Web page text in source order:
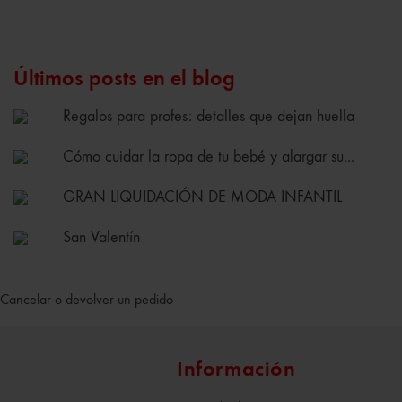
Últimos posts en el blog
Regalos para profes: detalles que dejan huella
Cómo cuidar la ropa de tu bebé y alargar su...
GRAN LIQUIDACIÓN DE MODA INFANTIL
San Valentín
Cancelar o devolver un pedido
Información